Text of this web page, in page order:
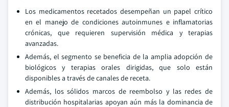
Los medicamentos recetados desempeñan un papel crítico
en el manejo de condiciones autoinmunes e inflamatorias
crónicas, que requieren supervisión médica y terapias
avanzadas.
Además, el segmento se beneficia de la amplia adopción de
biológicos y terapias orales dirigidas, que solo están
disponibles a través de canales de receta.
Además, los sólidos marcos de reembolso y las redes de
distribución hospitalarias apoyan aún más la dominancia de